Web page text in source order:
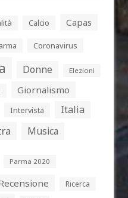
Calcio Capas
Coronavirus
Donne Elezioni
Giornalismo
Intervista Italia
Musica
Parma 2020
Ricerca